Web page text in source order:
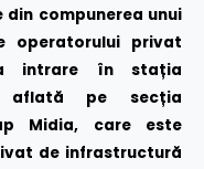
din compunerea unui
operatorului privat
la intrare în stația
aflată pe secția
Midia, care este
de infrastructură